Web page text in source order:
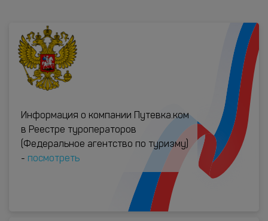
Информация о компании Путевка.ком
в Реестре туроператоров
(Федеральное агентство по туризму)
- посмотреть